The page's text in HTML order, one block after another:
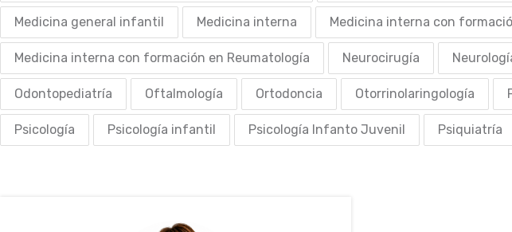
Medicina general infantil Medicina interna Medicina interna con
Medicina interna con formación en Reumatología Neurocirugía
Odontopediatría Oftalmología Ortodoncia Otorrinolaringología
Psicología Psicología infantil Psicología Infanto Juvenil Psiquiatría